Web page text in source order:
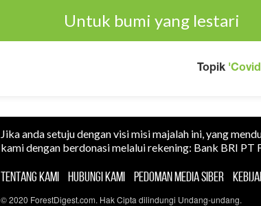
Untuk bumi yang lestari
Topik
Jika anda setuju dengan visi misi majalah ini, yang
kami dengan berdonasi melalui rekening: Bank BRI PT
TENTANG KAMI HUBUNGI KAMI PEDOMAN MEDIA SIBER
© 2020 ForestDigest.com. Hak Cipta dilindungi Undang-undang.